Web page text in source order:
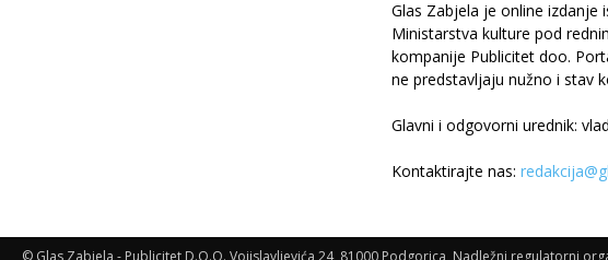
Glas Zabjela je online izdanje
Ministarstva kulture pod
kompanije Publicitet doo.
ne predstavljaju nužno i stav
Glavni i odgovorni urednik:
Kontaktirajte nas:
© Glas Zabjela - Publicitet D.O.O. Vojislavljevića 24, 81000 Podgorica, Nadležni regulatorni